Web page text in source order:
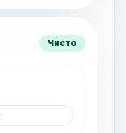
Чисто